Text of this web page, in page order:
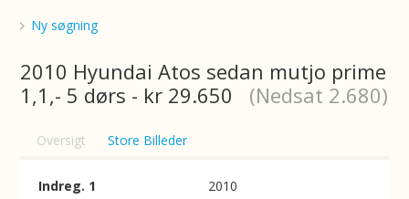
Ny søgning
2010 Hyundai Atos sedan mutjo prime
1,1,- 5 dørs - kr 29.650
(Nedsat 2.680)
Oversigt Store Billeder
Indreg. 1
2010